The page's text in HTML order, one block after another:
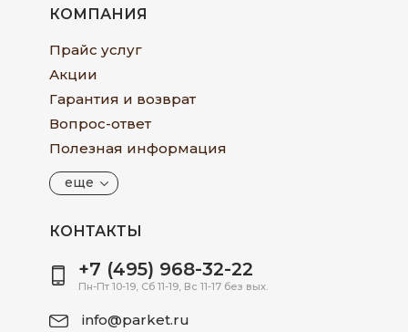
КОМПАНИЯ
Прайс услуг
Акции
Гарантия и возврат
Вопрос-ответ
Полезная информация
еще
КОНТАКТЫ
+7 (495) 968-32-22
Пн-Пт 10-19, Сб 11-19, Вс 11-17 без вых.
info@parket.ru